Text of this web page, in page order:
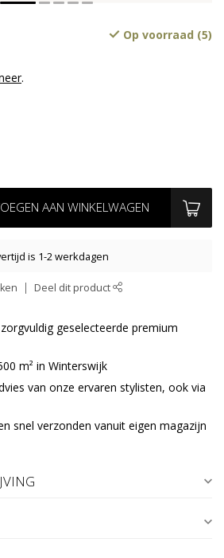
Op voorraad (5)
.
AAN WINKELWAGEN
is 1-2 werkdagen
Deel dit product
geselecteerde premium
m² in Winterswijk
van onze ervaren stylisten, ook via
snel verzonden vanuit eigen magazijn